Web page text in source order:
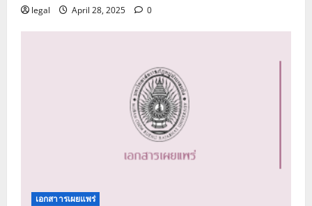
legal April 28, 2025 0
เอกสาารเผยแพร่